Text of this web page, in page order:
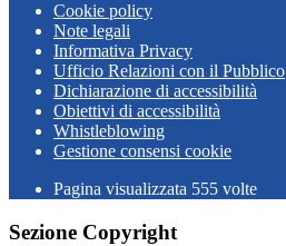
Cookie policy
Note legali
Informativa Privacy
Ufficio Relazioni con il Pubblico
Dichiarazione di accessibilità
Obiettivi di accessibilità
Whistleblowing
Gestione consensi cookie
Pagina visualizzata 555 volte
Sezione Copyright